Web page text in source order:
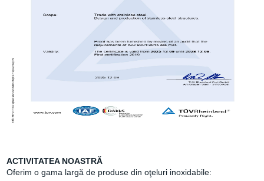
ACTIVITATEA NOASTRĂ
Oferim o gama largă de produse din oţeluri inoxidabile: